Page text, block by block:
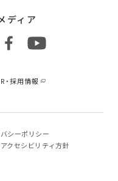
ディア
・採用情報
シーポリシー
クセシビリティ方針